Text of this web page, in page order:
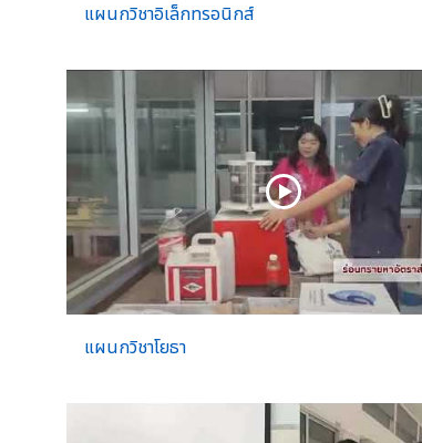
แผนกวิชาอิเล็กทรอนิกส์
แผนกวิชาโยธา